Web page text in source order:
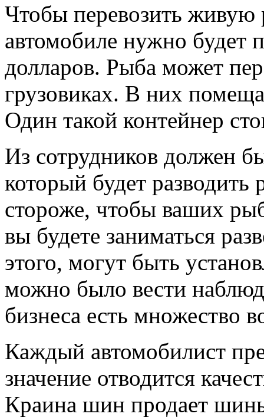
Чтобы перевозить живую
автомобиле нужно будет
долларов. Рыба может
грузовиках. В них
Один такой контейнер
Из сотрудников должен
который будет
стороже, чтобы ваших
вы будете заниматься
этого, могут быть
можно было вести
бизнеса есть множество
Каждый автомобилист
значение отводится
Краина шин продает